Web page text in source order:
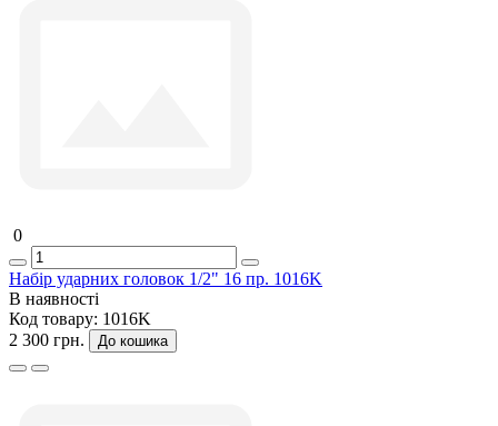
0
Набір ударних головок 1/2" 16 пр. 1016K
В наявності
Код товару: 1016K
2 300 грн.
До кошика